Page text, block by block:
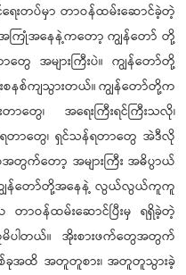
ေးတပ်မှာ တာဝန်ထမ်းဆောင်ခဲ့တဲ့
ကြုံအနေနဲ့ကတော့ ကျွန်တော် တို့
တွေ အများကြီးပဲ။ ကျွန်တော်တို့
စနစ်ကျသွားတယ်။ကျွန်တော်တို့က
တွေ၊ အရေးကြီးရင်ကြီးသလို၊
တာတွေ၊ ရှင်သန်ရတာတွေ အဲဒီလို
အတွက်တော့ အများကြီး အဓိပ္ပာယ်
ျွန်တော်တို့အနေနဲ့ လွယ်လွယ်ကူကူ
ာဝန်ထမ်းဆောင်ပြီးမှ ရရှိခဲ့တဲ့
ယ်။ အိုးစားဖက်တွေအတွက်
အထိ အတူတူစား၊ အတူတူသွားခဲ့